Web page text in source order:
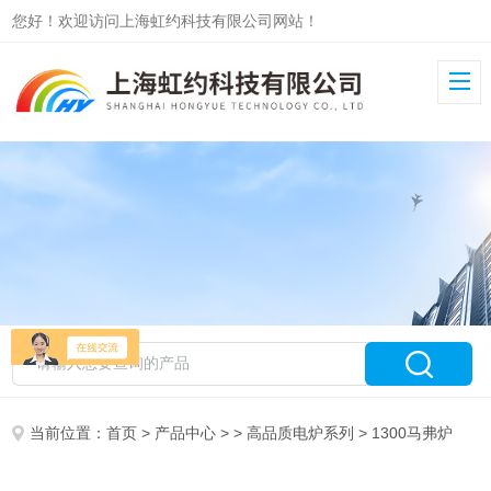
您好！欢迎访问上海虹约科技有限公司网站！
当前位置：首页 > 产品中心 > >高品质电炉系列 > 1300马弗炉